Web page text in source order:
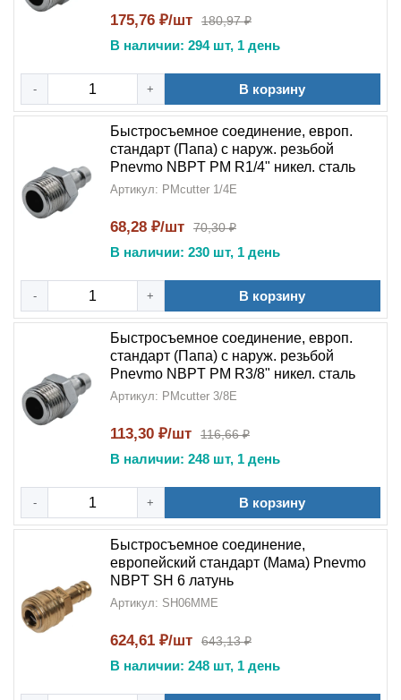
175,76 ₽/шт 180,97 ₽
В наличии: 294 шт, 1 день
- + В корзину
Быстросъемное соединение, европ.
стандарт (Папа) с наруж. резьбой
Pnevmo NBPT PM R1/4" никел. сталь
Артикул: PMcutter 1/4E
68,28 ₽/шт 70,30 ₽
В наличии: 230 шт, 1 день
- + В корзину
Быстросъемное соединение, европ.
стандарт (Папа) с наруж. резьбой
Pnevmo NBPT PM R3/8" никел. сталь
Артикул: PMcutter 3/8E
113,30 ₽/шт 116,66 ₽
В наличии: 248 шт, 1 день
- + В корзину
Быстросъемное соединение,
европейский стандарт (Мама) Pnevmo
NBPT SH 6 латунь
Артикул: SH06MME
624,61 ₽/шт 643,13 ₽
В наличии: 248 шт, 1 день